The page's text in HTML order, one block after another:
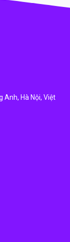
Anh, Hà Nội, Việt